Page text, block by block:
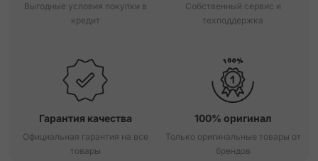
Выгодные условия покупки в
кредит
Собственный сервис и
техподдержка
Гарантия качества
Официальная гарантия на все
товары
100% оригинал
Только оригинальные товары от
брендов